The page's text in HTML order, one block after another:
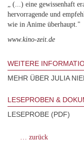
„ (...) eine gewissenhaft
hervorragende und
wie in Anime überhaupt."
www.kino-zeit.de
WEITERE
MEHR ÜBER JULIA
LESEPROBEN &
LESEPROBE (PDF)
… zurück